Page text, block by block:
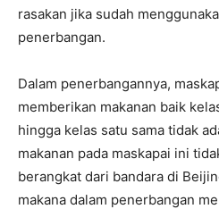
rasakan jika sudah
penerbangan.
Dalam penerbangannya,
memberikan makanan baik
hingga kelas satu sama tidak
makanan pada maskapai ini
berangkat dari bandara di
makana dalam penerbangan